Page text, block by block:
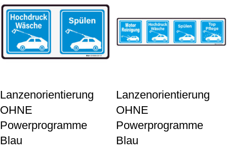
Lanzenorientierung
OHNE
Powerprogramme
Blau
Lanzenorientierung
OHNE
Powerprogramme
Blau